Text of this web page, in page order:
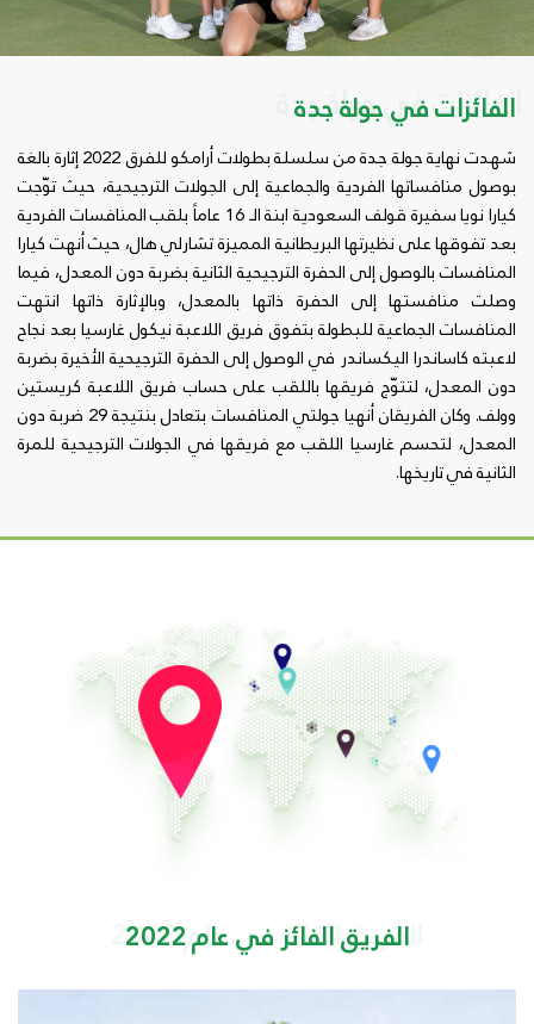
الفائزات في جولة جدة
الفائزات في جولة جدة
شهدت نهاية جولة جدة من سلسلة بطولات أرامكو للفرق 2022 إثارة بالغة
بوصول منافساتها الفردية والجماعية إلى الجولات الترجيحية، حيث توّجت
كيارا نويا سفيرة قولف السعودية ابنة الـ 16 عاماً بلقب المنافسات الفردية
بعد تفوقها على نظيرتها البريطانية المميزة تشارلي هال، حيث أنهت كيارا
المنافسات بالوصول إلى الحفرة الترجيحية الثانية بضربة دون المعدل، فيما
وصلت منافستها إلى الحفرة ذاتها بالمعدل، وبالإثارة ذاتها انتهت
المنافسات الجماعية للبطولة بتفوق فريق اللاعبة نيكول غارسيا بعد نجاح
لاعبته كاساندرا اليكساندر في الوصول إلى الحفرة الترجيحية الأخيرة بضربة
دون المعدل، لتتوّج فريقها باللقب على حساب فريق اللاعبة كريستين
وولف. وكان الفريقان أنهيا جولتي المنافسات بتعادل بنتيجة 29 ضربة دون
المعدل، لتحسم غارسيا اللقب مع فريقها في الجولات الترجيحية للمرة
الثانية في تاريخها.
الفريق الفائز في عام 2022
الفريق الفائز في عام 2022